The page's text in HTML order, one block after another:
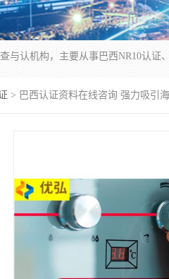
> 巴西认证资料在线咨询 强力吸引